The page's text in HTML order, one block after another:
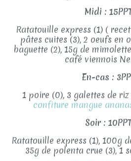
Midi :
Ratatouille express (1) (
pâtes cuites (3), 2 oeufs en
baguette (2), 15g de
café viennois
En-cas :
1 poire (0), 3 galettes de
confiture mangue
Soir :
Ratatouille express (1), 100g
35g de polenta crue (3), 1